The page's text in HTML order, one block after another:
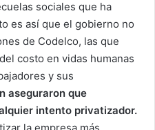
sociales que ha
es así que el gobierno no
de Codelco, las que
costo en vidas humanas
y sus
aseguraron que
intento privatizador.